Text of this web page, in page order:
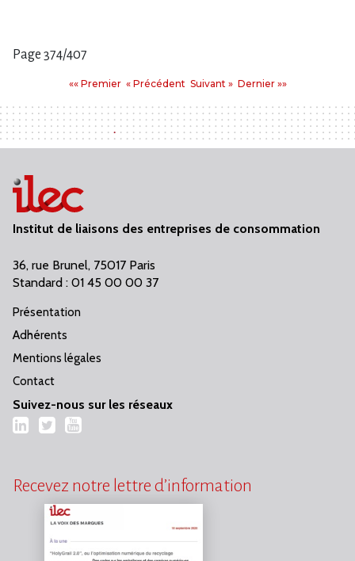
Page 374/407
«« PremierPremier
« PrécédentPrécédent
Suivant
Suivant » Dernier
Dernier »»
Institut de liaisons des entreprises de consommation
36, rue Brunel, 75017 Paris
Standard : 01 45 00 00 37
Présentation
Adhérents
Mentions légales
Contact
Suivez-nous sur les réseaux
LinkedIn
TwitterYouTube
Recevez notre lettre d’information